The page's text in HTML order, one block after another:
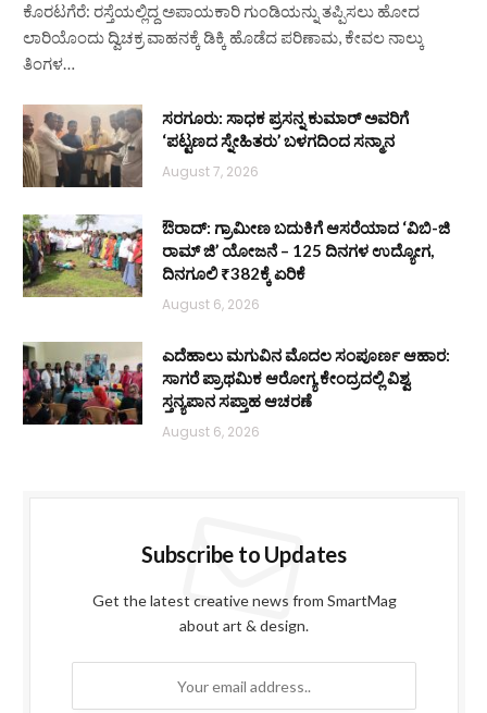
ಕೊರಟಗೆರೆ: ರಸ್ತೆಯಲ್ಲಿದ್ದ ಅಪಾಯಕಾರಿ ಗುಂಡಿಯನ್ನು ತಪ್ಪಿಸಲು ಹೋದ
ಲಾರಿಯೊಂದು ದ್ವಿಚಕ್ರ ವಾಹನಕ್ಕೆ ಡಿಕ್ಕಿ ಹೊಡೆದ ಪರಿಣಾಮ, ಕೇವಲ ನಾಲ್ಕು
ತಿಂಗಳ…
ಸರಗೂರು: ಸಾಧಕ ಪ್ರಸನ್ನ ಕುಮಾರ್ ಅವರಿಗೆ
‘ಪಟ್ಟಣದ ಸ್ನೇಹಿತರು’ ಬಳಗದಿಂದ ಸನ್ಮಾನ
August 7, 2026
ಔರಾದ್: ಗ್ರಾಮೀಣ ಬದುಕಿಗೆ ಆಸರೆಯಾದ ‘ವಿಬಿ-ಜಿ
ರಾಮ್ ಜಿ’ ಯೋಜನೆ – 125 ದಿನಗಳ ಉದ್ಯೋಗ,
ದಿನಗೂಲಿ ₹382ಕ್ಕೆ ಏರಿಕೆ
August 6, 2026
ಎದೆಹಾಲು ಮಗುವಿನ ಮೊದಲ ಸಂಪೂರ್ಣ ಆಹಾರ:
ಸಾಗರೆ ಪ್ರಾಥಮಿಕ ಆರೋಗ್ಯ ಕೇಂದ್ರದಲ್ಲಿ ವಿಶ್ವ
ಸ್ತನ್ಯಪಾನ ಸಪ್ತಾಹ ಆಚರಣೆ
August 6, 2026
Subscribe to Updates
Get the latest creative news from SmartMag
about art & design.